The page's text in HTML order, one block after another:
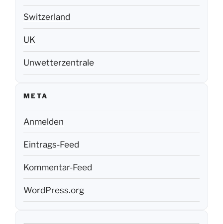
Switzerland
UK
Unwetterzentrale
META
Anmelden
Eintrags-Feed
Kommentar-Feed
WordPress.org